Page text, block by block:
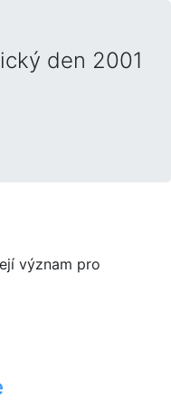
den 2001
význam pro